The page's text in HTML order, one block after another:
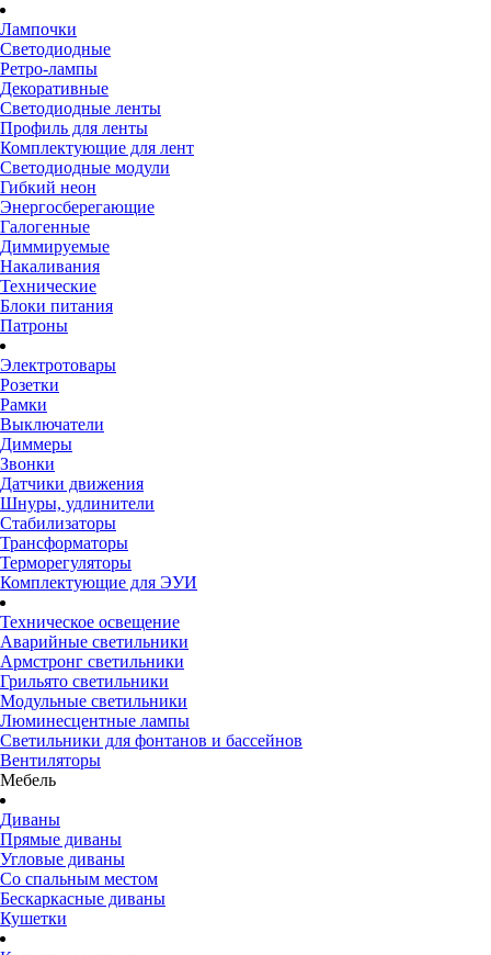
Лампочки
Светодиодные
Ретро-лампы
Декоративные
Светодиодные ленты
Профиль для ленты
Комплектующие для лент
Светодиодные модули
Гибкий неон
Энергосберегающие
Галогенные
Диммируемые
Накаливания
Технические
Блоки питания
Патроны
Электротовары
Розетки
Рамки
Выключатели
Диммеры
Звонки
Датчики движения
Шнуры, удлинители
Стабилизаторы
Трансформаторы
Терморегуляторы
Комплектующие для ЭУИ
Техническое освещение
Аварийные светильники
Армстронг светильники
Грильято светильники
Модульные светильники
Люминесцентные лампы
Светильники для фонтанов и бассейнов
Вентиляторы
Мебель
Диваны
Прямые диваны
Угловые диваны
Со спальным местом
Бескаркасные диваны
Кушетки